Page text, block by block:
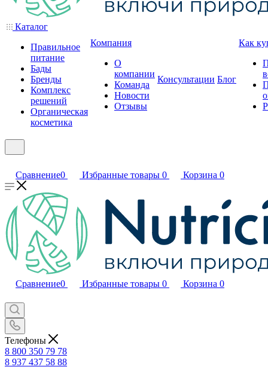
Каталог
Правильное
питание
Бады
Бренды
Комплекс
решений
Органическая
косметика
Компания
О
компании
Команда
Новости
Отзывы
Консультации Блог
Как
Сравнение0 Избранные товары 0 Корзина 0
Сравнение0 Избранные товары 0 Корзина 0
Телефоны
8 800 350 79 78
8 937 437 58 88